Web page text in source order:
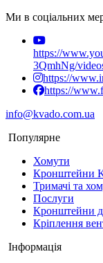
Ми в соціальних
https://
3QmhNg/
https://
https://
info@kvado.com.ua
Популярне
Хомути
Кронштейни
Тримачі та
Послуги
Кронштейни
Кріплення
Інформація